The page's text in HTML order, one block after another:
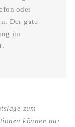
oder
Der gute
im
zum
können nur